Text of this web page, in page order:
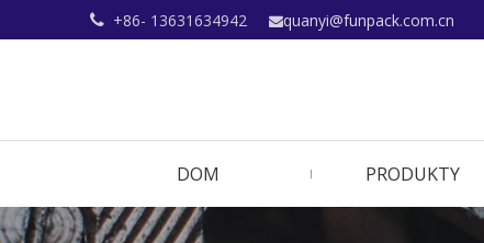
 +86- 13631634942 quanyi@funpack.com.cn
DOM PRODUKTY